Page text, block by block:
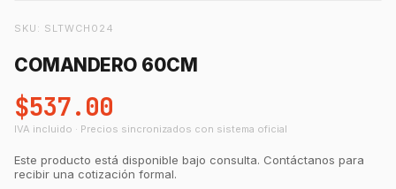
SKU: SLTWCH024
COMANDERO 60CM
$537.00
IVA incluido · Precios sincronizados con sistema oficial
Este producto está disponible bajo consulta. Contáctanos para
recibir una cotización formal.
Asesor Chef Online